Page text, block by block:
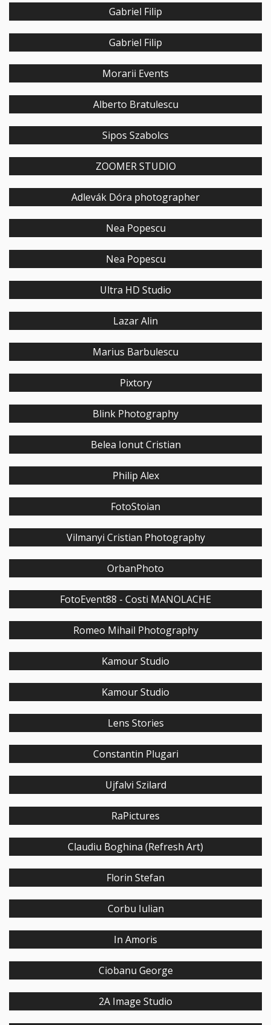
Gabriel Filip
Gabriel Filip
Morarii Events
Alberto Bratulescu
Sipos Szabolcs
ZOOMER STUDIO
Adlevák Dóra photographer
Nea Popescu
Nea Popescu
Ultra HD Studio
Lazar Alin
Marius Barbulescu
Pixtory
Blink Photography
Belea Ionut Cristian
Philip Alex
FotoStoian
Vilmanyi Cristian Photography
OrbanPhoto
FotoEvent88 - Costi MANOLACHE
Romeo Mihail Photography
Kamour Studio
Kamour Studio
Lens Stories
Constantin Plugari
Ujfalvi Szilard
RaPictures
Claudiu Boghina (Refresh Art)
Florin Stefan
Corbu Iulian
In Amoris
Ciobanu George
2A Image Studio